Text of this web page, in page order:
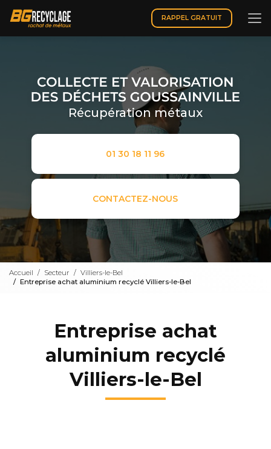
contenu
principal
RAPPEL GRATUIT
Récupération métaux
01 30 18 11 96
CONTACTEZ-NOUS
Accueil Secteur
Villiers-le-Bel
Entreprise achat aluminium recyclé Villiers-le-Bel
Entreprise achat
aluminium recyclé
Villiers-le-Bel